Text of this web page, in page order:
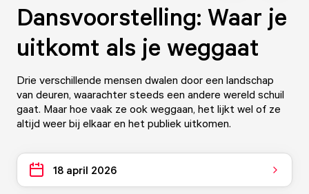
Dansvoorstelling: Waar je
uitkomt als je weggaat
Drie verschillende mensen dwalen door een landschap
van deuren, waarachter steeds een andere wereld schuil
gaat. Maar hoe vaak ze ook weggaan, het lijkt wel of ze
altijd weer bij elkaar en het publiek uitkomen.
18 april 2026